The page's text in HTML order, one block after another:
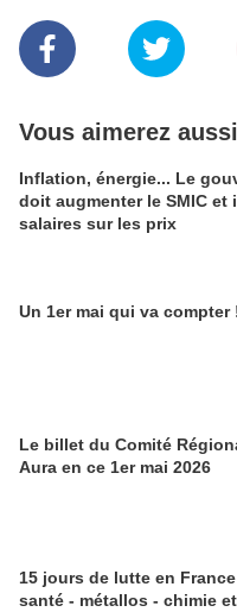
Vous aimerez aussi
Inflation, énergie... Le
doit augmenter le SMIC et
salaires sur les prix
Un 1er mai qui va compter
Le billet du Comité
Aura en ce 1er mai 2026
15 jours de lutte en
santé - métallos - chimie